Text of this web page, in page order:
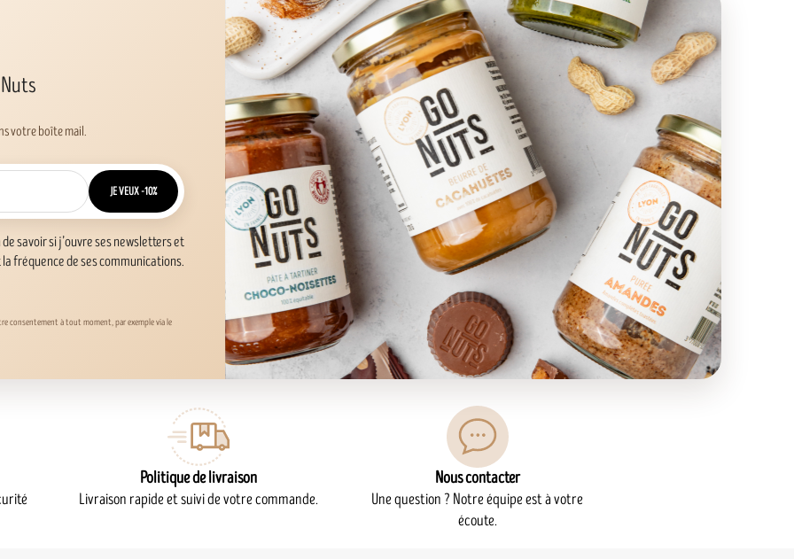
votre boîte mail.
JE VEUX -10%
savoir si j’ouvre ses newsletters et
fréquence de ses communications.
consentement à tout moment, par exemple via le
Politique de livraison
Livraison rapide et suivi de votre commande.
Nous contacter
Une question ? Notre équipe est à votre
écoute.